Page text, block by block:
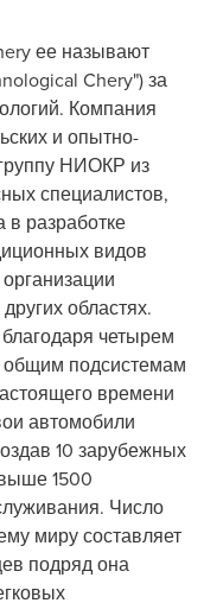
ее называют
Chery") за
Компания
и опытно-
НИОКР из
специалистов,
в разработке
видов
областях.
четырем
подсистемам
времени
автомобили
10 зарубежных
1500
Число
миру составляет
подряд она